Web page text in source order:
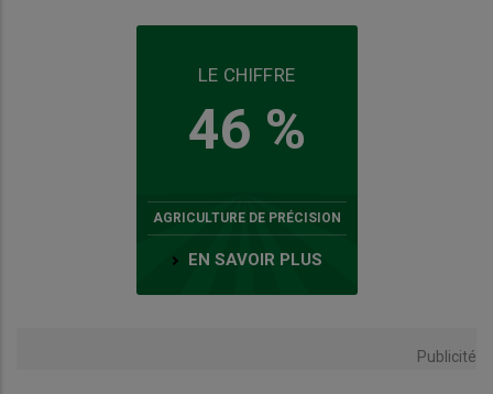
LE CHIFFRE
46 %
AGRICULTURE DE PRÉCISION
EN SAVOIR PLUS
Publicité